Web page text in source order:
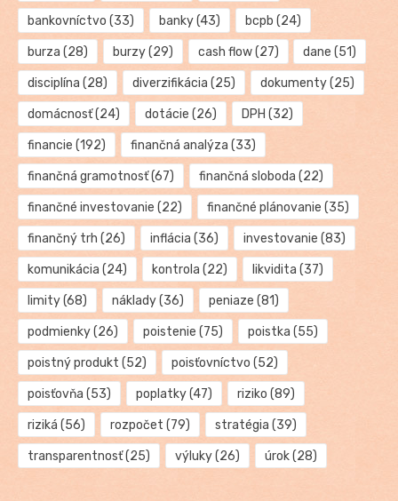
bankovníctvo (33) banky(43) bcpb (24)
burza (28) burzy(29) cash flow(27) dane (51)
disciplína (28) diverzifikácia (25) dokumenty(25)
domácnosť(24) dotácie (26) DPH (32)
financie (192) finančná analýza (33)
finančná gramotnosť(67) finančná sloboda (22)
finančné investovanie (22) finančné plánovanie (35)
finančný trh (26) inflácia (36) investovanie (83)
komunikácia (24) kontrola (22) likvidita (37)
limity(68) náklady(36) peniaze (81)
podmienky(26) poistenie (75) poistka (55)
poistný produkt (52) poisťovníctvo (52)
poisťovňa (53) poplatky(47) riziko (89)
riziká (56) rozpočet (79) stratégia (39)
transparentnosť(25) výluky(26) úrok(28)